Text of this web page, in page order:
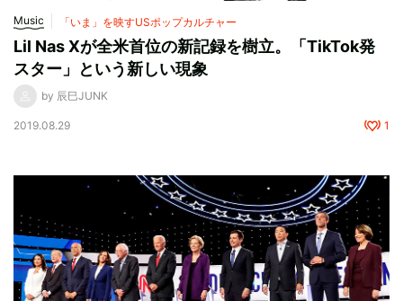
Music 「いま」を映すUSポップカルチャー
Lil Nas Xが全米首位の新記録を樹立。「TikTok発
スター」という新しい現象
by 辰巳JUNK
2019.08.29 1